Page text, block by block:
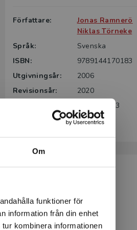
Om
funktioner för
information från din enhet
kombinera informationen
Författare:
Jonas Ramnerö
Niklas Törneke
Språk:
Svenska
ISBN:
9789144170183
Utgivningsår:
2006
Revisionsår:
2020
32153-SB03
Tredje